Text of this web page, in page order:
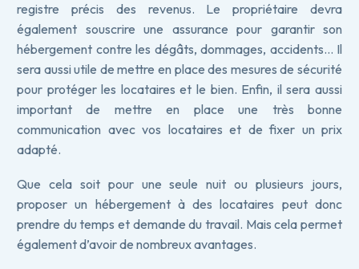
registre précis des revenus. Le propriétaire devra
également souscrire une assurance pour garantir son
hébergement contre les dégâts, dommages, accidents… Il
sera aussi utile de mettre en place des mesures de sécurité
pour protéger les locataires et le bien. Enfin, il sera aussi
important de mettre en place une très bonne
communication avec vos locataires et de fixer un prix
adapté.
Que cela soit pour une seule nuit ou plusieurs jours,
proposer un hébergement à des locataires peut donc
prendre du temps et demande du travail. Mais cela permet
également d’avoir de nombreux avantages.